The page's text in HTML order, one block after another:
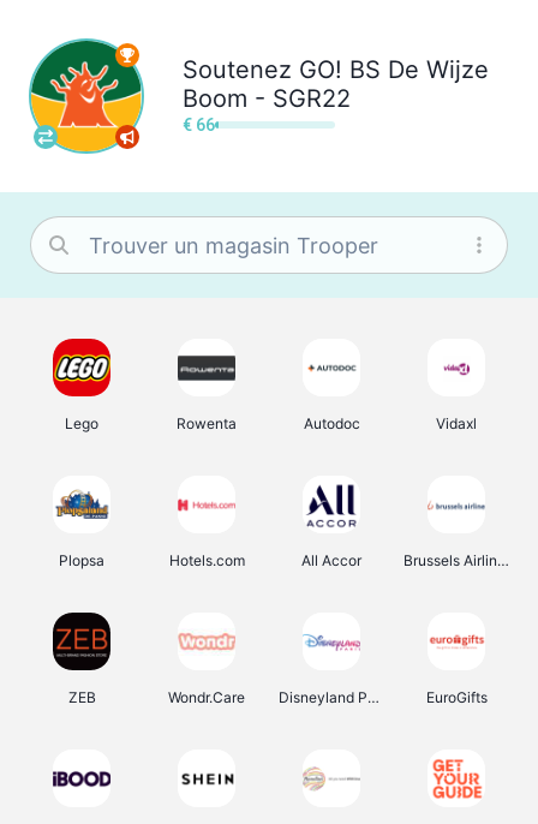
Soutenez GO! BS De Wijze
Boom - SGR22
€ 66
Lego Rowenta Autodoc Vidaxl
Plopsa Hotels.com All Accor Brussels Airlines
ZEB Wondr.Care Disneyland Paris EuroGifts